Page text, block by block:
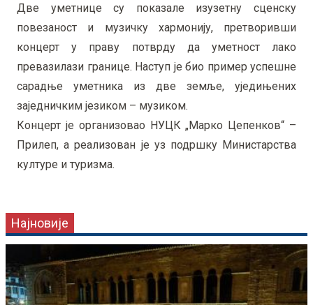
Две уметнице су показале изузетну сценску
повезаност и музичку хармонију, претворивши
концерт у праву потврду да уметност лако
превазилази границе. Наступ је био пример успешне
сарадње уметника из две земље, уједињених
заједничким језиком – музиком.
Концерт је организовао НУЦК „Марко Цепенков“ –
Прилеп, а реализован је уз подршку Министарства
културе и туризма.
Најновије